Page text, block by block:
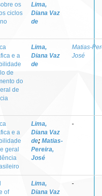
os
ciclos
Lima,
Diana Vaz
de
e a
de
do
de
Lima,
Diana Vaz
de
Matias-
José
e a
geral
Lima,
Diana Vaz
de; Matias-
Pereira,
José
-
of
Lima,
Diana Vaz
-